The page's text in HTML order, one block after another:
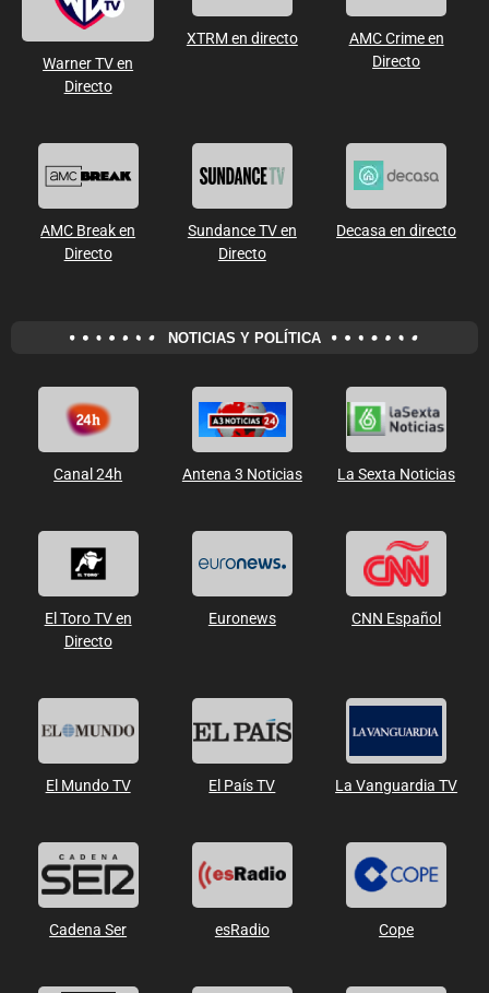
Warner TV en
Directo
XTRM en directo
AMC Crime en
Directo
AMC Break en
Directo
Sundance TV en
Directo
Decasa en directo
NOTICIAS Y POLÍTICA
Canal 24h Antena 3 Noticias La Sexta Noticias
El Toro TV en
Directo
Euronews CNN Español
El Mundo TV El País TV La Vanguardia TV
Cadena Ser esRadio Cope